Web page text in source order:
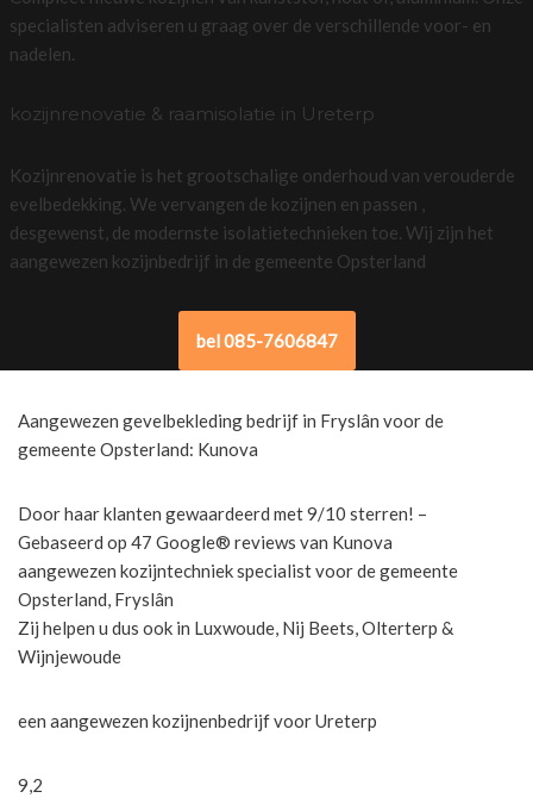
specialisten adviseren u graag over de verschillende voor- en
nadelen.
kozijnrenovatie & raamisolatie in Ureterp
Kozijnrenovatie is het grootschalige onderhoud van verouderde
evelbedekking. We vervangen de kozijnen en passen ,
desgewenst, de modernste isolatietechnieken toe. Wij zijn het
aangewezen kozijnbedrijf in de gemeente Opsterland
bel 085-7606847
Aangewezen gevelbekleding bedrijf in Fryslân voor de
gemeente Opsterland: Kunova
Door haar klanten gewaardeerd met 9/10 sterren! –
Gebaseerd op 47 Google® reviews van Kunova
aangewezen kozijntechniek specialist voor de gemeente
Opsterland, Fryslân
Zij helpen u dus ook in Luxwoude, Nij Beets, Olterterp &
Wijnjewoude
een aangewezen kozijnenbedrijf voor Ureterp
9,2